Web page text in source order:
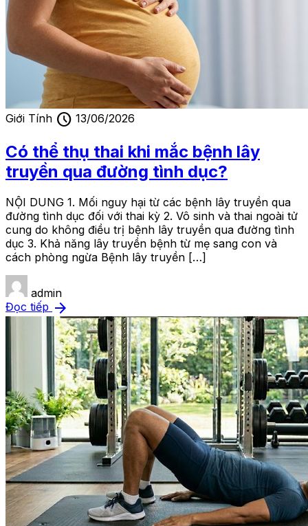
Giới Tính schedule 13/06/2026
Có thể thụ thai khi mắc bệnh lây
truyền qua đường tình dục?
NỘI DUNG 1. Mối nguy hại từ các bệnh lây truyền qua
đường tình dục đối với thai kỳ 2. Vô sinh và thai ngoài tử
cung do không điều trị bệnh lây truyền qua đường tình
dục 3. Khả năng lây truyền bệnh từ mẹ sang con và
cách phòng ngừa Bệnh lây truyền […]
admin
Đọc tiếp arrow_forward